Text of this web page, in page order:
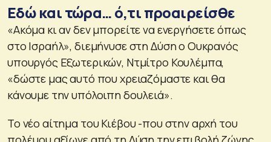
Εδώ και τώρα… ό,τι προαιρείσθε
«Ακόμα κι αν δεν μπορείτε να ενεργήσετε όπως
στο Ισραήλ», διεμήνυσε στη Δύση ο Ουκρανός
υπουργός Εξωτερικών, Ντμίτρο Κουλέμπα,
«δώστε μας αυτό που χρειαζόμαστε και θα
κάνουμε την υπόλοιπη δουλειά».
Το νέο αίτημα του Κιέβου -που στην αρχή του